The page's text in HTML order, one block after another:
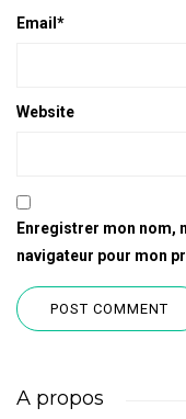
Email *
Website
Enregistrer mon nom,
navigateur pour mon
A propos